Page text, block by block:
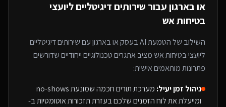
או בארגוןעבור שירותים דיגיטליים ליועצי
בטיחות אש
השילוב שלהטמעת AI בעסק או בארגון עםשירותים דיגיטליים
ליועצי בטיחות אש מציב אתגרים טכנולוגיים ייחודיים שדורשים
פתרונות מותאמים אישית:
ניהול זמן יעיל:
מערכת תורים חכמה שמונעת no-shows
ומייעלת את לוח הזמנים שלכם בעזרת תזכורות אוטומטיות ב-